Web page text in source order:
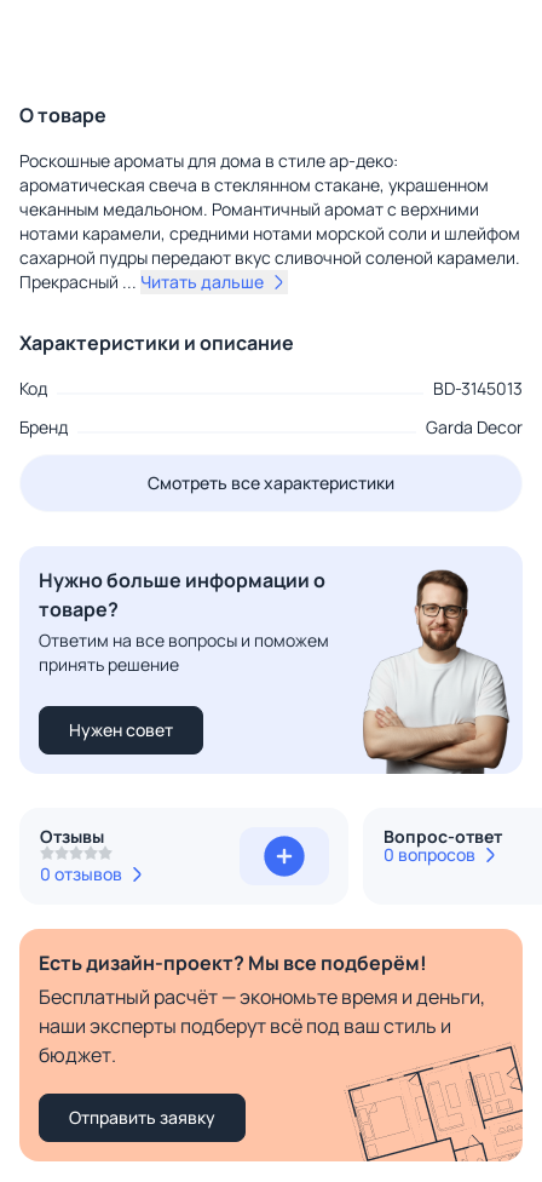
О товаре
Роскошные ароматы для дома в стиле ар-деко:
ароматическая свеча в стеклянном стакане, украшенном
чеканным медальоном. Романтичный аромат с верхними
нотами карамели, средними нотами морской соли и шлейфом
сахарной пудры передают вкус сливочной соленой карамели.
Прекрасный ... Читать дальше
Характеристики и описание
Код
BD-3145013
Бренд
Garda Decor
Смотреть все характеристики
Нужно больше информации о
товаре?
Ответим на все вопросы и поможем
принять решение
Нужен совет
Отзывы
0 отзывов
Вопрос-ответ
0 вопросов
Есть дизайн-проект? Мы все подберём!
Бесплатный расчёт — экономьте время и деньги,
наши эксперты подберут всё под ваш стиль и
бюджет.
Отправить заявку